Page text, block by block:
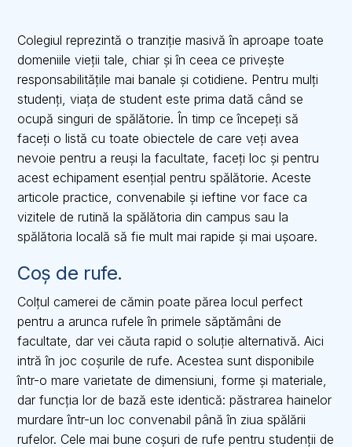
Colegiul reprezintă o tranziție masivă în aproape toate
domeniile vieții tale, chiar și în ceea ce privește
responsabilitățile mai banale și cotidiene. Pentru mulți
studenți, viața de student este prima dată când se
ocupă singuri de spălătorie. În timp ce începeți să
faceți o listă cu toate obiectele de care veți avea
nevoie pentru a reuși la facultate, faceți loc și pentru
acest echipament esențial pentru spălătorie. Aceste
articole practice, convenabile și ieftine vor face ca
vizitele de rutină la spălătoria din campus sau la
spălătoria locală să fie mult mai rapide și mai ușoare.
Coș de rufe.
Colțul camerei de cămin poate părea locul perfect
pentru a arunca rufele în primele săptămâni de
facultate, dar vei căuta rapid o soluție alternativă. Aici
intră în joc coșurile de rufe. Acestea sunt disponibile
într-o mare varietate de dimensiuni, forme și materiale,
dar funcția lor de bază este identică: păstrarea hainelor
murdare într-un loc convenabil până în ziua spălării
rufelor. Cele mai bune coșuri de rufe pentru studenții de